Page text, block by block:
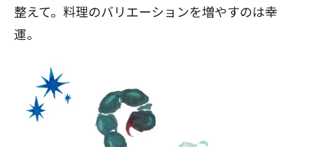
整えて。料理のバリエーションを増やすのは幸
運。